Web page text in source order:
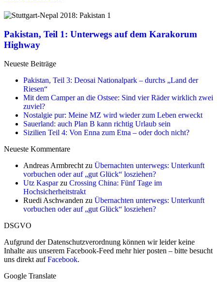
Pakistan, Teil 1: Unterwegs auf dem Karakorum
Highway
Neueste Beiträge
Pakistan, Teil 3: Deosai Nationalpark – durchs „Land der
Riesen“
Mit dem Camper an die Ostsee: Sind vier Räder wirklich zwei
zuviel?
Nostalgie pur: Meine MZ wird wieder zum Leben erweckt
Sauerland: auch Plan B kann richtig Urlaub sein
Sizilien Teil 4: Von Enna zum Etna – oder doch nicht?
Neueste Kommentare
Andreas Armbrecht zu Übernachten unterwegs: Unterkunft
vorbuchen oder auf „gut Glück“ losziehen?
Utz Kasparzu Crossing China: Fünf Tage im
Hochsicherheitstrakt
Ruedi Aschwanden zu Übernachten unterwegs: Unterkunft
vorbuchen oder auf „gut Glück“ losziehen?
DSGVO
Aufgrund der Datenschutzverordnung können wir leider keine
Inhalte aus unserem Facebook-Feed mehr hier posten – bitte besucht
uns direkt aufFacebook.
Google Translate